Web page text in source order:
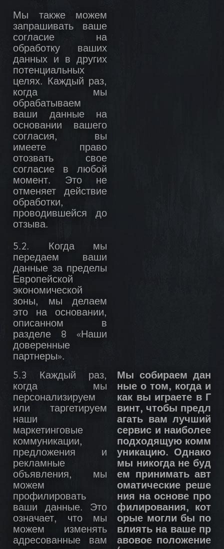
Мы также можем
запрашивать ваше
согласие на
обработку ваших
данных и в других
потенциальных
целях. Каждый раз,
когда мы
обрабатываем
ваши данные на
основании вашего
согласия, вы
имеете право
отозвать свое
согласие в любой
момент. Это не
отменяет действие
обработки,
проводившейся до
отзыва.
5.2. Когда мы
передаем ваши
данные за пределы
Европейской
экономической
зоны, мы делаем
это на основании,
описанном в
разделе 8 «Наши
доверенные
партнеры».
5.3 Каждый раз,
когда мы
персонализируем
или таргетируем
наши
маркетинговые
коммуникации,
предложения и
рекламные
объявления, мы
можем
профилировать
ваши данные. Это
означает, что мы
можем изменять
адресованные вам
Мы собираем дан
ные о том, когда и
как вы играете в Г
винт, чтобы предл
агать вам лучший
сервис и наиболее
подходящую комм
уникацию. Однако
мы никогда не буд
ем принимать авт
оматические реше
ния на основе про
филирования, кот
орые могли бы по
влиять на ваше пр
авовое положение